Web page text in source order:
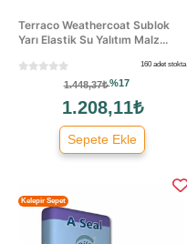
Terraco Weathercoat Sublok
Yarı Elastik Su Yalıtım Malz...
160 adet stokta
1.448,37₺%17
1.208,11₺
Sepete Ekle
Kelepir Sepet